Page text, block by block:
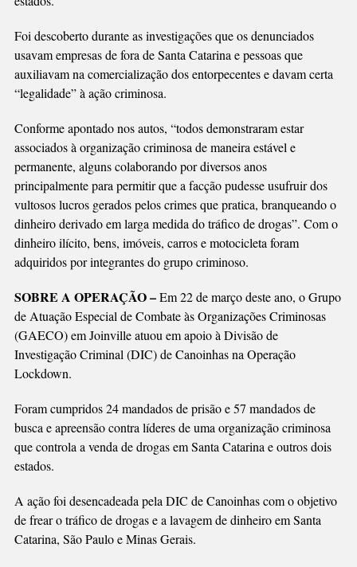
Foi descoberto durante as investigações que os denunciados
usavam empresas de fora de Santa Catarina e pessoas que
auxiliavam na comercialização dos entorpecentes e davam certa
“legalidade” à ação criminosa.
Conforme apontado nos autos, “todos demonstraram estar
associados à organização criminosa de maneira estável e
permanente, alguns colaborando por diversos anos
principalmente para permitir que a facção pudesse usufruir dos
vultosos lucros gerados pelos crimes que pratica, branqueando o
dinheiro derivado em larga medida do tráfico de drogas”. Com o
dinheiro ilícito, bens, imóveis, carros e motocicleta foram
adquiridos por integrantes do grupo criminoso.
SOBRE A OPERAÇÃO –Em 22 de março deste ano, o Grupo
de Atuação Especial de Combate às Organizações Criminosas
(GAECO) em Joinville atuou em apoio à Divisão de
Investigação Criminal (DIC) de Canoinhas na Operação
Lockdown.
Foram cumpridos 24 mandados de prisão e 57 mandados de
busca e apreensão contra líderes de uma organização criminosa
que controla a venda de drogas em Santa Catarina e outros dois
estados.
A ação foi desencadeada pela DIC de Canoinhas com o objetivo
de frear o tráfico de drogas e a lavagem de dinheiro em Santa
Catarina, São Paulo e Minas Gerais.